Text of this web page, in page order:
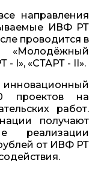
направления
ИВФ РТ
проводится в
- I», «СТАРТ - II».
проектов на
работ.
получают
реализации
от ИВФ РТ